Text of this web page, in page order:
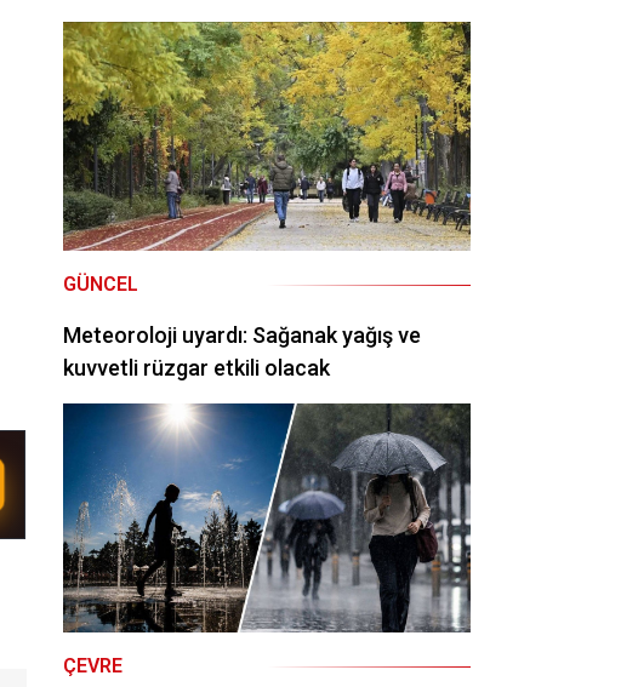
GÜNCEL
Meteoroloji uyardı: Sağanak yağış ve
kuvvetli rüzgar etkili olacak
ÇEVRE